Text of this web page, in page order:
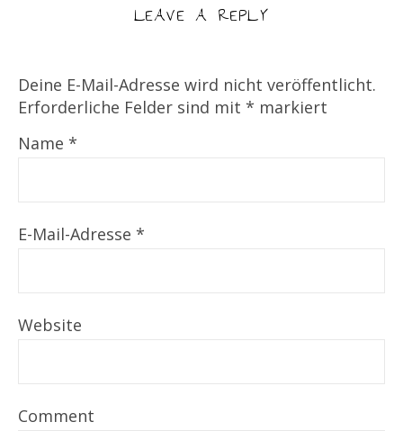
LEAVE A REPLY
Deine E-Mail-Adresse wird nicht veröffentlicht.
Erforderliche Felder sind mit * markiert
Name *
E-Mail-Adresse *
Website
Comment